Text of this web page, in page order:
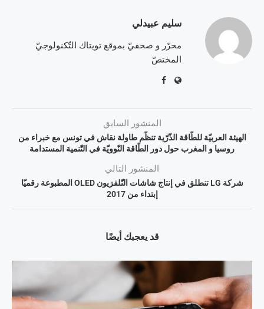
سليم عبيدلي
محرّر و صحفيّ بموقع تويتاك التّكنولوجيّ
المختصّ
المنشور السابق
الهيئة العربيّة للطّاقة الذّرّية تنظّم طاولة نقاش في تونس مع خبراء من
روسيا و المغرب حول دور الطّاقة النّوويّة في التّنمية المستدامة
المنشور التالي
شركة LG تنطلق في إنتاج شاشات التّلفزيون OLED المطبوعة رقميّا
إبتداء من 2017
قد يعجبك أيضًا